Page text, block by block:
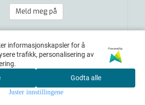
Meld meg på
A/S - Powered by
informasjonskapsler for å
trafikk, personalisering av
Powered by
Godta alle
Juster innstillingene